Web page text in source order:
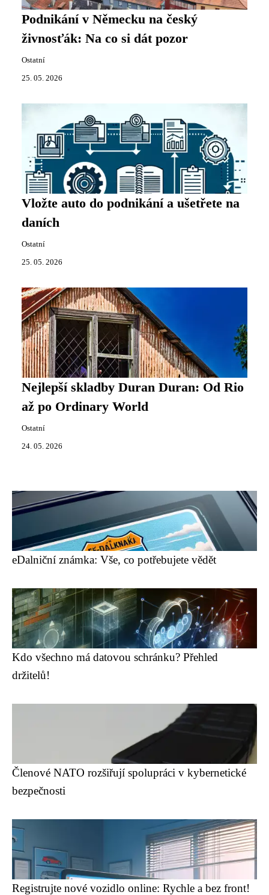
Podnikání v Německu na český
živnosťák: Na co si dát pozor
Ostatní
25. 05. 2026
Vložte auto do podnikání a ušetřete na
daních
Ostatní
25. 05. 2026
Nejlepší skladby Duran Duran: Od Rio
až po Ordinary World
Ostatní
24. 05. 2026
eDalniční známka: Vše, co potřebujete vědět
Kdo všechno má datovou schránku? Přehled
držitelů!
Členové NATO rozšiřují spolupráci v kybernetické
bezpečnosti
Registrujte nové vozidlo online: Rychle a bez front!